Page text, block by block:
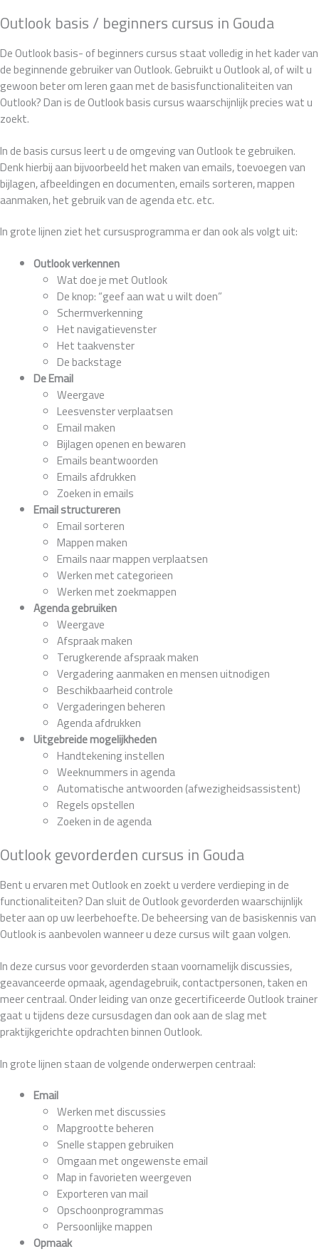
Outlook basis / beginners cursus in Gouda
De Outlook basis- of beginners cursus staat volledig in het kader van
de beginnende gebruiker van Outlook. Gebruikt u Outlook al, of wilt u
gewoon beter om leren gaan met de basisfunctionaliteiten van
Outlook? Dan is de Outlook basis cursus waarschijnlijk precies wat u
zoekt.
In de basis cursus leert u de omgeving van Outlook te gebruiken.
Denk hierbij aan bijvoorbeeld het maken van emails, toevoegen van
bijlagen, afbeeldingen en documenten, emails sorteren, mappen
aanmaken, het gebruik van de agenda etc. etc.
In grote lijnen ziet het cursusprogramma er dan ook als volgt uit:
Outlook verkennen
Wat doe je met Outlook
De knop: “geef aan wat u wilt doen”
Schermverkenning
Het navigatievenster
Het taakvenster
De backstage
De Email
Weergave
Leesvenster verplaatsen
Email maken
Bijlagen openen en bewaren
Emails beantwoorden
Emails afdrukken
Zoeken in emails
Email structureren
Email sorteren
Mappen maken
Emails naar mappen verplaatsen
Werken met categorieen
Werken met zoekmappen
Agenda gebruiken
Weergave
Afspraak maken
Terugkerende afspraak maken
Vergadering aanmaken en mensen uitnodigen
Beschikbaarheid controle
Vergaderingen beheren
Agenda afdrukken
Uitgebreide mogelijkheden
Handtekening instellen
Weeknummers in agenda
Automatische antwoorden (afwezigheidsassistent)
Regels opstellen
Zoeken in de agenda
Outlook gevorderden cursus in Gouda
Bent u ervaren met Outlook en zoekt u verdere verdieping in de
functionaliteiten? Dan sluit de Outlook gevorderden waarschijnlijk
beter aan op uw leerbehoefte. De beheersing van de basiskennis van
Outlook is aanbevolen wanneer u deze cursus wilt gaan volgen.
In deze cursus voor gevorderden staan voornamelijk discussies,
geavanceerde opmaak, agendagebruik, contactpersonen, taken en
meer centraal. Onder leiding van onze gecertificeerde Outlook trainer
gaat u tijdens deze cursusdagen dan ook aan de slag met
praktijkgerichte opdrachten binnen Outlook.
In grote lijnen staan de volgende onderwerpen centraal:
Email
Werken met discussies
Mapgrootte beheren
Snelle stappen gebruiken
Omgaan met ongewenste email
Map in favorieten weergeven
Exporteren van mail
Opschoonprogrammas
Persoonlijke mappen
Opmaak